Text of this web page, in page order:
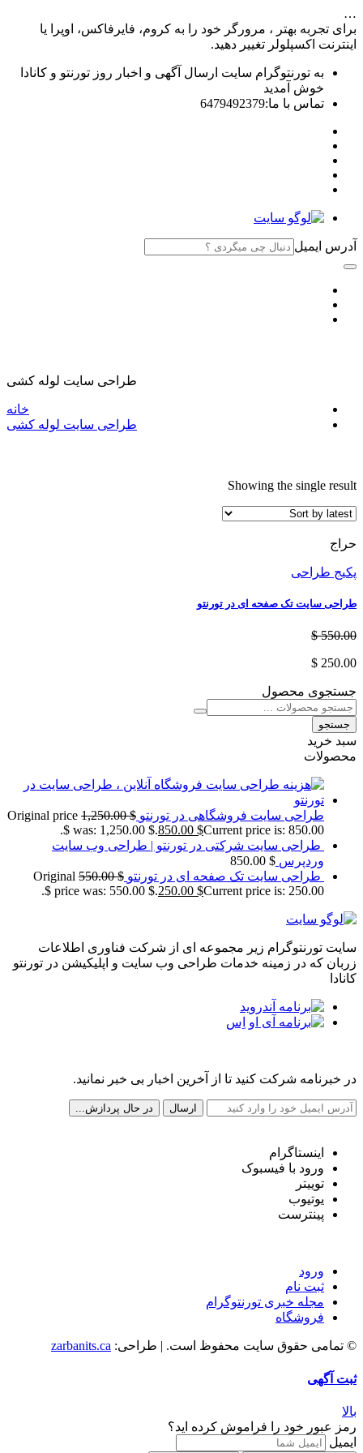
…
برای تجربه بهتر ، مرورگر خود را به کروم، فایرفاکس، اوپرا یا
اینترنت اکسپلولر تغییر دهید.
به تورنتوگرام سایت ارسال آگهی و اخبار روز تورنتو و کانادا
خوش آمدید
تماس با ما:6479492379
آدرس ایمیل
طراحی سایت لوله کشی
خانه
طراحی سایت لوله کشی
Showing the single result
حراج
پکیج طراحی
طراحی سایت تک صفحه ای در تورنتو
550.00 $
250.00 $
جستجوی محصول
سبد خرید
محصولات
طراحی سایت فروشگاهی در تورنتو 1,250.00$
Original price
was: 1,250.00 $.850.00 $Current price is: 850.00 $.
طراحی سایت شرکتی در تورنتو | طراحی وب سایت
وردپرس
850.00 $
طراحی سایت تک صفحه ای در تورنتو
550.00$
Original
price was: 550.00 $.250.00 $Current price is: 250.00 $.
سایت تورنتوگرام زیر مجموعه ای از شرکت فناوری اطلاعات
زربان که در زمینه خدمات طراحی وب سایت و اپلیکیشن در تورنتو
کانادا
در خبرنامه شرکت کنید تا از آخرین اخبار بی خبر نمانید.
اینستاگرام
ورود با فیسبوک
توییتر
یوتیوب
پینترست
ورود
ثبت نام
مجله خبری تورنتوگرام
فروشگاه
© تمامی حقوق سایت محفوظ است. | طراحی: zarbanits.ca
ثبت آگهی
بالا
رمز عبور خود را فراموش کرده اید؟
ایمیل